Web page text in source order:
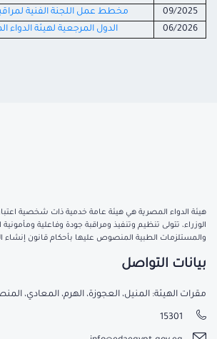
09/2025
مخطط عمل اللجنة الفنية
06/2026
الدول المرجعية لهيئة الدواء
هيئة الدواء المصرية هي هيئة عامة خدمية ذات شخصية
الوزراء، تتولى تنظيم وتنفيذ ومراقبة جودة وفاعلية
والمستلزمات الطبية المنصوص عليها بأحكام قانون إنشاء
بيانات التواصل
مقرات الهيئة: المنيل، العجوزة، الهرم، المعادي،
15301